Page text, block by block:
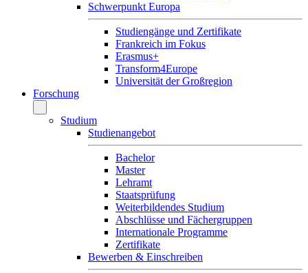
Schwerpunkt Europa
Studiengänge und Zertifikate
Frankreich im Fokus
Erasmus+
Transform4Europe
Universität der Großregion
Forschung
Studium
Studienangebot
Bachelor
Master
Lehramt
Staatsprüfung
Weiterbildendes Studium
Abschlüsse und Fächergruppen
Internationale Programme
Zertifikate
Bewerben & Einschreiben